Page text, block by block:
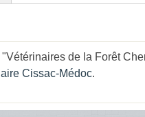
de la Forêt
Cissac-Médoc.